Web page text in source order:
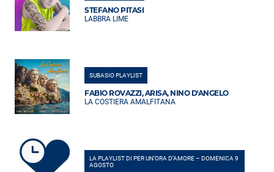
STEFANO PITASI
LABBRA LIME
SUBASIO PLAYLIST
FABIO ROVAZZI, ARISA, NINO D'ANGELO
LA COSTIERA AMALFITANA
LA PLAYLIST DI PER UN’ORA D’AMORE – DOMENICA 9
AGOSTO